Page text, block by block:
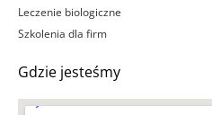
Leczenie biologiczne
Szkolenia dla firm
Gdzie jesteśmy